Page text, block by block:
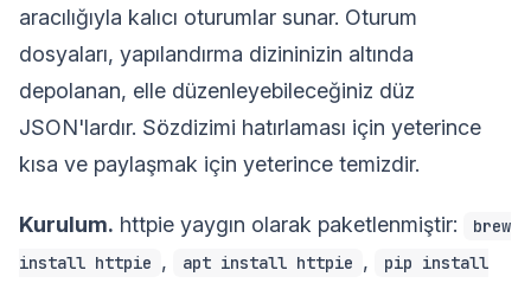
aracılığıyla kalıcı oturumlar sunar. Oturum
dosyaları, yapılandırma dizininizin altında
depolanan, elle düzenleyebileceğiniz düz
JSON'lardır. Sözdizimi hatırlaması için yeterince
kısa ve paylaşmak için yeterince temizdir.
Kurulum. httpie yaygın olarak paketlenmiştir:
brew
install httpie , apt install httpie ,
pip install